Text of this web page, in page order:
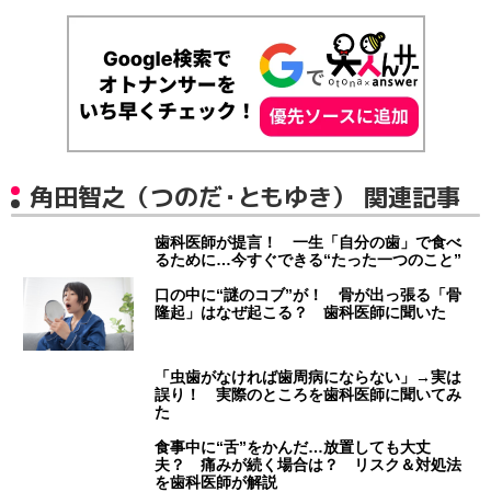
角田智之（つのだ・ともゆき） 関連記事
歯科医師が提言！ 一生「自分の歯」で食べ
るために…今すぐできる“たった一つのこと”
口の中に“謎のコブ”が！ 骨が出っ張る「骨
隆起」はなぜ起こる？ 歯科医師に聞いた
「虫歯がなければ歯周病にならない」→実は
誤り！ 実際のところを歯科医師に聞いてみ
た
食事中に“舌”をかんだ…放置しても大丈
夫？ 痛みが続く場合は？ リスク＆対処法
を歯科医師が解説